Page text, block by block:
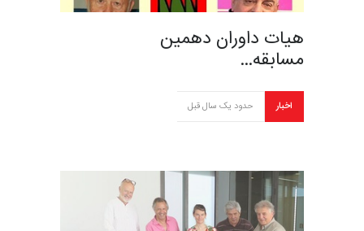
هیات داوران دهمین
مسابقه…
اخبار حدود یک سال قبل